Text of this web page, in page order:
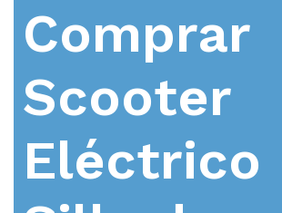
Comprar
Scooter
Eléctrico